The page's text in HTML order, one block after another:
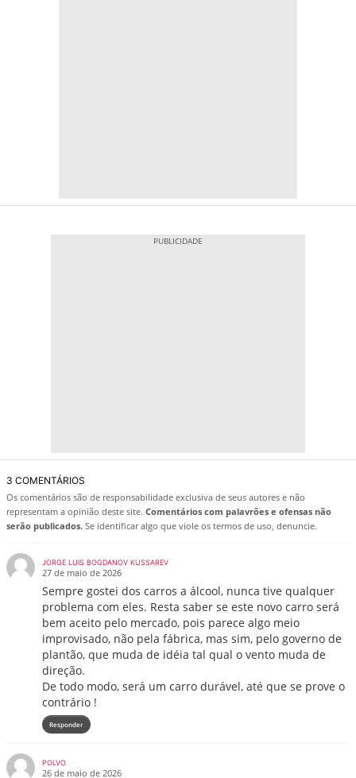
3 COMENTÁRIOS
Os comentários são de responsabilidade exclusiva de seus autores e não
representam a opinião deste site. Comentários com palavrões e ofensas não
serão publicados. Se identificar algo que viole os termos de uso, denuncie.
JORGE LUIS BOGDANOV KUSSAREV
27 de maio de 2026
Sempre gostei dos carros a álcool, nunca tive qualquer
problema com eles. Resta saber se este novo carro será
bem aceito pelo mercado, pois parece algo meio
improvisado, não pela fábrica, mas sim, pelo governo de
plantão, que muda de idéia tal qual o vento muda de
direção.
De todo modo, será um carro durável, até que se prove o
contrário !
Responder
POLVO
26 de maio de 2026